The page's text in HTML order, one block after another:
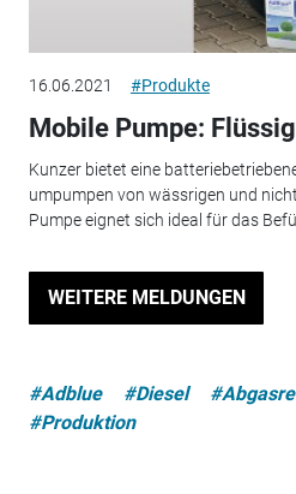
16.06.2021 #Produkte
Mobile Pumpe:
Kunzer bietet eine
umpumpen von wässrigen und
Pumpe eignet sich ideal für das
WEITERE MELDUNGEN
#Adblue #Diesel
#Produktion